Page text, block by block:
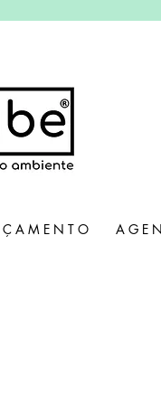
Ç A M E N T O A G E